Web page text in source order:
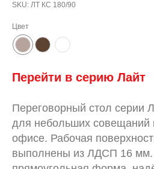
SKU: ЛТ КС 180/90
Цвет
Перейти в серию Лайт
Переговорный стол серии
для небольших совещаний
офисе. Рабочая
выполнены из ЛДСП 16 мм.